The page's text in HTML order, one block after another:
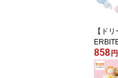
【ド
s ジッ
オキャ
ロー
858 円